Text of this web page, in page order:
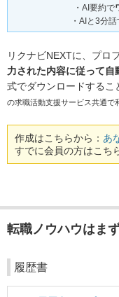
・AI要約で
・AIと3分
リクナビNEXTに、プロ
力された内容に従って
式でダウンロードするこ
の求職活動支援サービス共通で
作成はこちらから： あ
すでに会員の方はこち
転職ノウハウはま
履歴書